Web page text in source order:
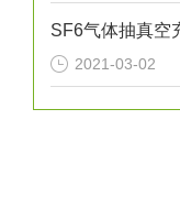
2021-03-02